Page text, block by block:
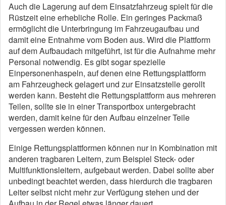
Auch die Lagerung auf dem Einsatzfahrzeug spielt für die
Rüstzeit eine erhebliche Rolle. Ein geringes Packmaß
ermöglicht die Unterbringung im Fahrzeugaufbau und
damit eine Entnahme vom Boden aus. Wird die Plattform
auf dem Aufbaudach mitgeführt, ist für die Aufnahme mehr
Personal notwendig. Es gibt sogar spezielle
Einpersonenhaspeln, auf denen eine Rettungsplattform
am Fahrzeugheck gelagert und zur Einsatzstelle gerollt
werden kann. Besteht die Rettungsplattform aus mehreren
Teilen, sollte sie in einer Transportbox untergebracht
werden, damit keine für den Aufbau einzelner Teile
vergessen werden können.
Einige Rettungsplattformen können nur in Kombination mit
anderen tragbaren Leitern, zum Beispiel Steck- oder
Multifunktionsleitern, aufgebaut werden. Dabei sollte aber
unbedingt beachtet werden, dass hierdurch die tragbaren
Leiter selbst nicht mehr zur Verfügung stehen und der